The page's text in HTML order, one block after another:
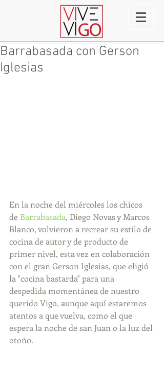
Barrabasada con Gerson
Iglesias
En la noche del miércoles los chicos
de Barrabasada, Diego Novas y Marcos
Blanco, volvieron a recrear su estilo de
cocina de autor y de producto de
primer nivel, esta vez en colaboración
con el gran Gerson Iglesias, que eligió
la "cocina bastarda" para una
despedida momentánea de nuestro
querido Vigo, aunque aquí estaremos
atentos a que vuelva, como el que
espera la noche de san Juan o la luz del
otoño.